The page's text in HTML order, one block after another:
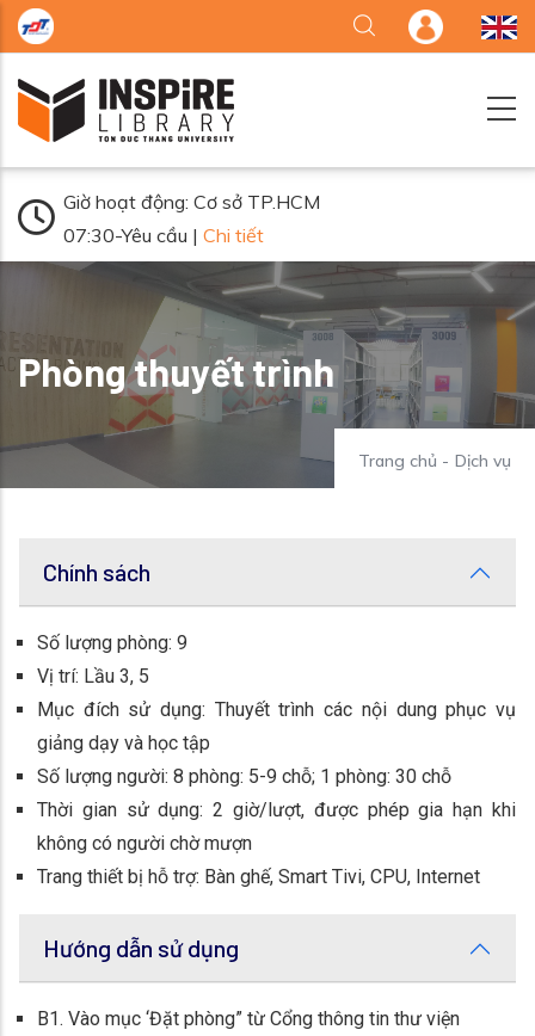
Nhảy đến nội dung
Giờ hoạt động: Cơ sở TP.HCM
07:30-Yêu cầu | Chi tiết
Phòng thuyết trình
Trang chủ - Dịch vụ
Chính sách
Số lượng phòng: 9
Vị trí: Lầu 3, 5
Mục đích sử dụng: Thuyết trình các nội dung phục vụ
giảng dạy và học tập
Số lượng người: 8 phòng: 5-9 chỗ; 1 phòng: 30 chỗ
Thời gian sử dụng: 2 giờ/lượt, được phép gia hạn khi
không có người chờ mượn
Trang thiết bị hỗ trợ: Bàn ghế, Smart Tivi, CPU, Internet
Hướng dẫn sử dụng
B1. Vào mục ‘Đặt phòng” từ Cổng thông tin thư viện